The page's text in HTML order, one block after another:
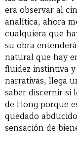
era observar al
analítica, ahora
cualquiera que
su obra
natural que hay
fluidez instintiva
narrativas, llega
saber discernir si
de Hong porque
quedado
sensación de